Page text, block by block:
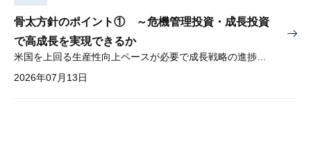
骨太方針のポイント① ～危機管理投資・成長投資
で高成長を実現できるか
米国を上回る生産性向上ペースが必要で成長戦略の進捗管理も課題
2026年07月13日